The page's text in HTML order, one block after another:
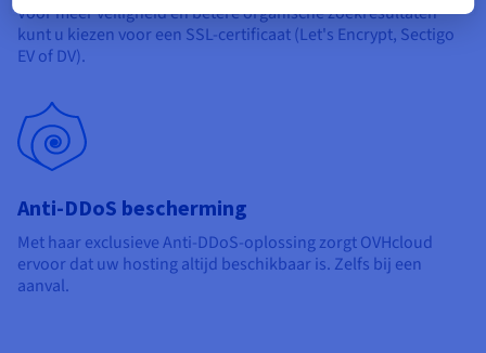
Voor meer veiligheid en betere organische zoekresultaten
kunt u kiezen voor een SSL-certificaat (Let's Encrypt, Sectigo
EV of DV).
Anti-DDoS bescherming
Met haar exclusieve Anti-DDoS-oplossing zorgt OVHcloud
ervoor dat uw hosting altijd beschikbaar is. Zelfs bij een
aanval.